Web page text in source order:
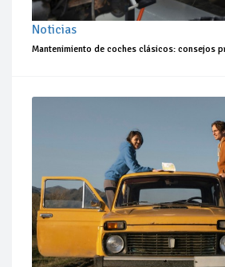
Noticias
Mantenimiento de coches clásicos: consejos